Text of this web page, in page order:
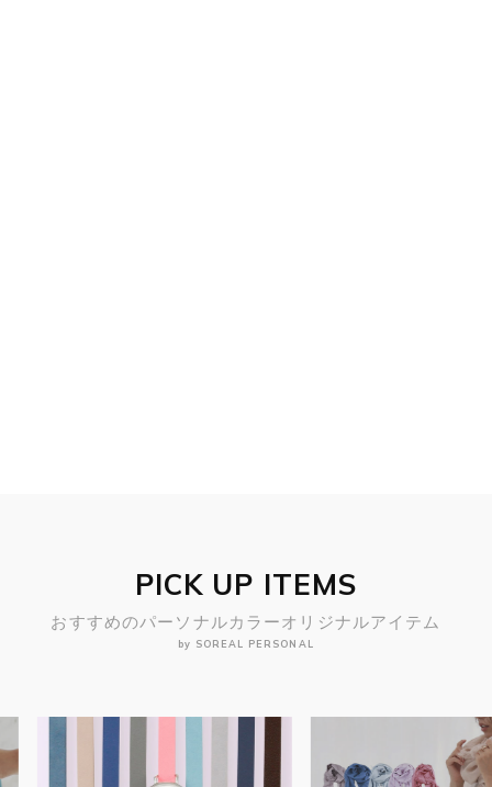
PICK UP ITEMS
おすすめのパーソナルカラーオリジナルアイテム
by SOREAL PERSONAL